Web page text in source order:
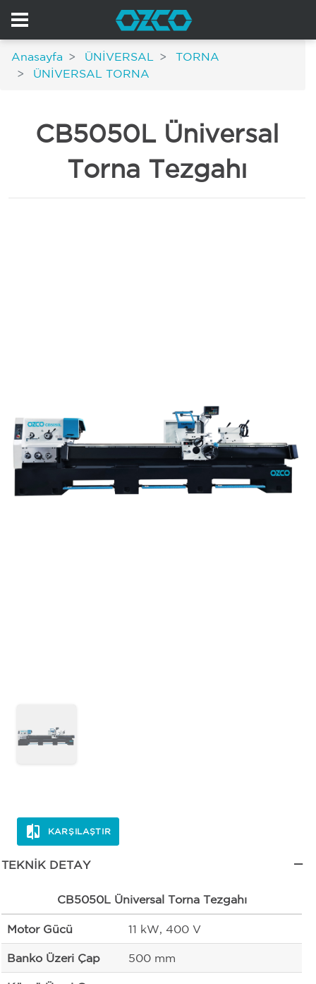
Anasayfa ÜNİVERSAL
TORNA
ÜNİVERSAL TORNA
CB5050L Üniversal
Torna Tezgahı
KARŞILAŞTIR
TEKNIK DETAY
CB5050L Üniversal Torna Tezgahı
Motor Gücü 11 kW, 400 V
Banko Üzeri Çap 500 mm